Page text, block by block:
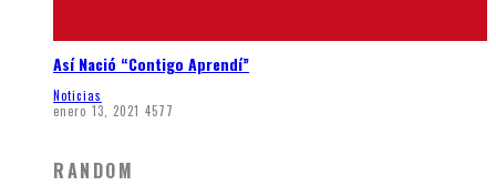
Así Nació “Contigo Aprendí”
Noticias
enero 13, 2021 4577
RANDOM